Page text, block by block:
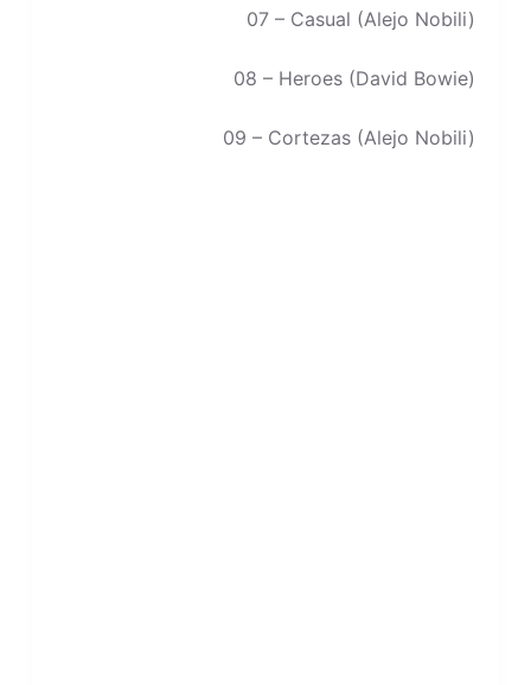
07 – Casual (Alejo Nobili)
08 – Heroes (David Bowie)
09 – Cortezas (Alejo Nobili)